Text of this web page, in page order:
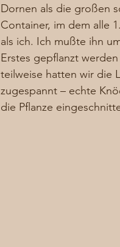
Dornen als die großen
Container, im dem alle
als ich. Ich mußte ihn
Erstes gepflanzt
teilweise hatten wir die
zugespannt – echte
die Pflanze